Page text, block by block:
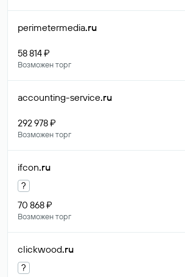
perimetermedia.ru
58 814 ₽
Возможен торг
accounting-service.ru
292 978 ₽
Возможен торг
ifcon.ru
?
70 868 ₽
Возможен торг
clickwood.ru
?